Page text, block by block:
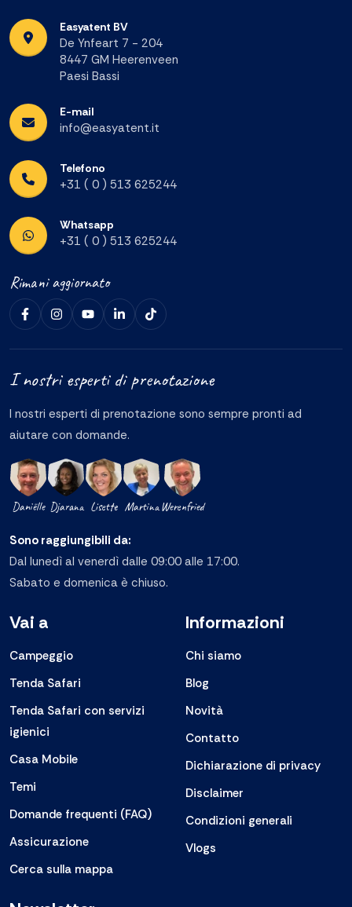
Easyatent BV
De Ynfeart 7 - 204
8447 GM Heerenveen
Paesi Bassi
E-mail
info@easyatent.it
Telefono
+31 ( 0 ) 513 625244
Whatsapp
+31 ( 0 ) 513 625244
Rimani aggiornato
I nostri esperti di prenotazione
I nostri esperti di prenotazione sono sempre pronti ad
aiutare con domande.
Daniëlle Djarana Lisette Martina Werenfried
Sono raggiungibili da:
Dal lunedì al venerdì dalle 09:00 alle 17:00.
Sabato e domenica è chiuso.
Vai a
Campeggio
Tenda Safari
Tenda Safari con servizi
igienici
Casa Mobile
Temi
Domande frequenti (FAQ)
Assicurazione
Cerca sulla mappa
Informazioni
Chi siamo
Blog
Novità
Contatto
Dichiarazione di privacy
Disclaimer
Condizioni generali
Vlogs